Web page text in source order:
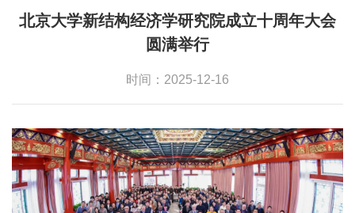
北京大学新结构经济学研究院成立十周年大会
圆满举行
时间：2025-12-16